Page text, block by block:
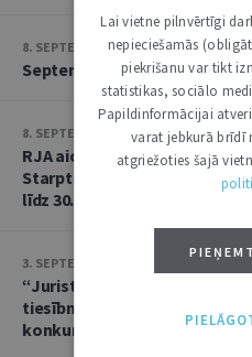
8. SEPTEMBRIS • 13:14
Septembra saruna par
8. SEPTEMBRIS • 13:13
RJA aicina iesniegt rakstus
Starptautisko tiesību
līdz 30. septembrim
3. SEPTEMBRIS • 16:01
“Jurista Vārds” aicina jaunos
tiesībniekus pieteikties
konkursam!
Lai vietne pilnvērtīgi
nepieciešamās
piekrišanu var tikt
statistikas, sociālo
Papildinformācijai
varat jebkurā brīdī
atgriežoties šajā